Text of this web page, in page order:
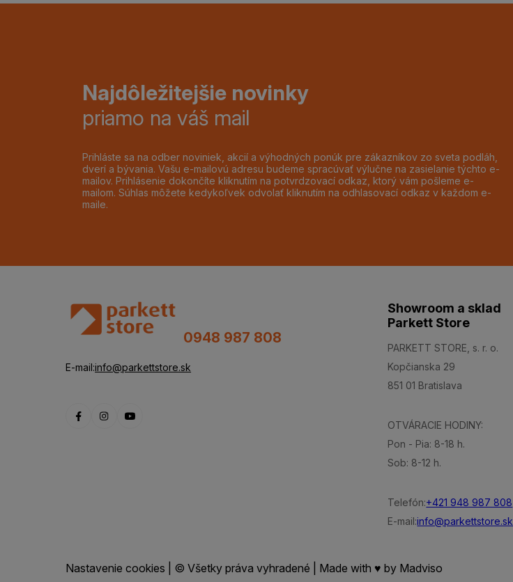
Najdôležitejšie novinky
priamo na váš mail
Prihláste sa na odber noviniek, akcií a výhodných ponúk pre zákazníkov zo sveta podláh,
dverí a bývania. Vašu e-mailovú adresu budeme spracúvať výlučne na zasielanie týchto e-
mailov. Prihlásenie dokončíte kliknutím na potvrdzovací odkaz, ktorý vám pošleme e-
mailom. Súhlas môžete kedykoľvek odvolať kliknutím na odhlasovací odkaz v každom e-
maile.
0948 987 808
E-mail:info@parkettstore.sk
Showroom a sklad
Parkett Store
PARKETT STORE, s. r. o.
Kopčianska 29
851 01 Bratislava
OTVÁRACIE HODINY:
Pon - Pia: 8-18 h.
Sob: 8-12 h.
Telefón:+421 948 987 808
E-mail:info@parkettstore.sk
Nastavenie cookies | © Všetky práva vyhradené | Made with ♥ by Madviso